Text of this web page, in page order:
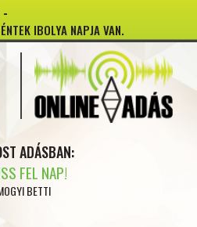
-
IBOLYA NAPJA VAN.
ADÁSBAN:
FEL NAP!
BETTI